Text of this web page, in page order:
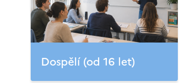
Dospělí (od 16 let)